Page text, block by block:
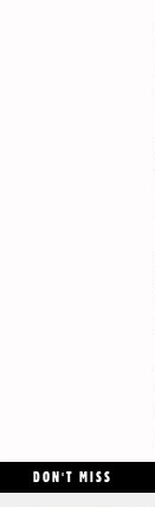
DON'T MISS